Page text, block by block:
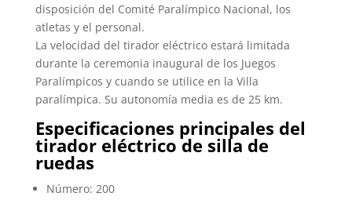
disposición del Comité Paralímpico Nacional, los
atletas y el personal.
La velocidad del tirador eléctrico estará limitada
durante la ceremonia inaugural de los Juegos
Paralímpicos y cuando se utilice en la Villa
paralímpica. Su autonomía media es de 25 km.
Especificaciones principales del
tirador eléctrico de silla de
ruedas
Número: 200